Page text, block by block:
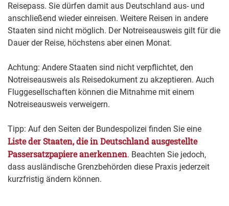
Reisepass. Sie dürfen damit aus Deutschland aus- und
anschließend wieder einreisen. Weitere Reisen in andere
Staaten sind nicht möglich. Der Notreiseausweis gilt für die
Dauer der Reise, höchstens aber einen Monat.
Achtung: Andere Staaten sind nicht verpflichtet, den
Notreiseausweis als Reisedokument zu akzeptieren. Auch
Fluggesellschaften können die Mitnahme mit einem
Notreiseausweis verweigern.
Tipp: Auf den Seiten der Bundespolizei finden Sie eine
Liste der Staaten, die in Deutschland ausgestellte
Passersatzpapiere anerkennen. Beachten Sie jedoch,
dass ausländische Grenzbehörden diese Praxis jederzeit
kurzfristig ändern können.